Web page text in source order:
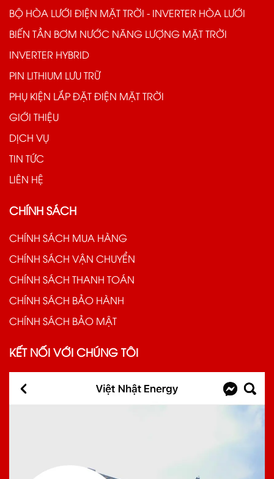
BỘ HÒA LƯỚI ĐIỆN MẶT TRỜI - INVERTER HÒA LƯỚI
BIẾN TẦN BƠM NƯỚC NĂNG LƯỢNG MẶT TRỜI
INVERTER HYBRID
PIN LITHIUM LƯU TRỮ
PHỤ KIỆN LẮP ĐẶT ĐIỆN MẶT TRỜI
GIỚI THIỆU
DỊCH VỤ
TIN TỨC
LIÊN HỆ
CHÍNH SÁCH
CHÍNH SÁCH MUA HÀNG
CHÍNH SÁCH VẬN CHUYỂN
CHÍNH SÁCH THANH TOÁN
CHÍNH SÁCH BẢO HÀNH
CHÍNH SÁCH BẢO MẬT
KẾT NỐI VỚI CHÚNG TÔI